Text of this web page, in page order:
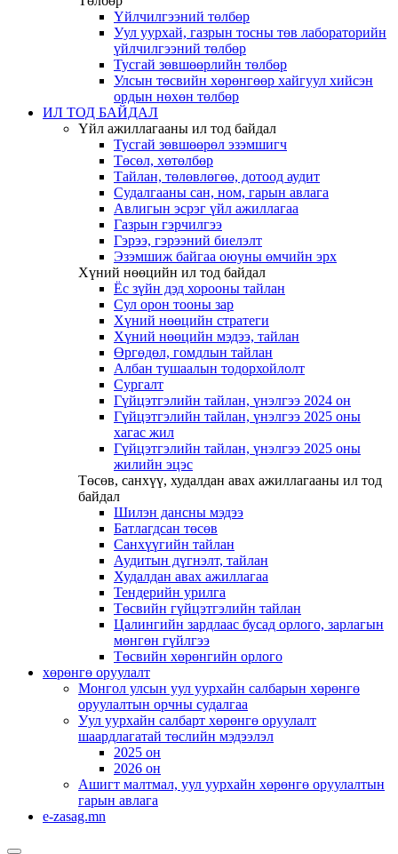
Үйлчилгээний төлбөр
Уул уурхай, газрын тосны төв лабораторийн
үйлчилгээний төлбөр
Тусгай зөвшөөрлийн төлбөр
Улсын төсвийн хөрөнгөөр хайгуул хийсэн
ордын нөхөн төлбөр
ИЛ ТОД БАЙДАЛ
Үйл ажиллагааны ил тод байдал
Тусгай зөвшөөрөл эзэмшигч
Төсөл, хөтөлбөр
Тайлан, төлөвлөгөө, дотоод аудит
Судалгааны сан, ном, гарын авлага
Авлигын эсрэг үйл ажиллагаа
Газрын гэрчилгээ
Гэрээ, гэрээний биелэлт
Эзэмшиж байгаа оюуны өмчийн эрх
Хүний нөөцийн ил тод байдал
Ёс зүйн дэд хорооны тайлан
Сул орон тооны зар
Хүний нөөцийн стратеги
Хүний нөөцийн мэдээ, тайлан
Өргөдөл, гомдлын тайлан
Албан тушаалын тодорхойлолт
Сургалт
Гүйцэтгэлийн тайлан, үнэлгээ 2024 он
Гүйцэтгэлийн тайлан, үнэлгээ 2025 оны
хагас жил
Гүйцэтгэлийн тайлан, үнэлгээ 2025 оны
жилийн эцэс
Төсөв, санхүү, худалдан авах ажиллагааны ил тод
байдал
Шилэн дансны мэдээ
Батлагдсан төсөв
Санхүүгийн тайлан
Аудитын дүгнэлт, тайлан
Худалдан авах ажиллагаа
Тендерийн урилга
Төсвийн гүйцэтгэлийн тайлан
Цалингийн зардлаас бусад орлого, зарлагын
мөнгөн гүйлгээ
Төсвийн хөрөнгийн орлого
хөрөнгө оруулалт
Монгол улсын уул уурхайн салбарын хөрөнгө
оруулалтын орчны судалгаа
Уул уурхайн салбарт хөрөнгө оруулалт
шаардлагатай төслийн мэдээлэл
2025 он
2026 он
Ашигт малтмал, уул уурхайн хөрөнгө оруулалтын
гарын авлага
e-zasag.mn